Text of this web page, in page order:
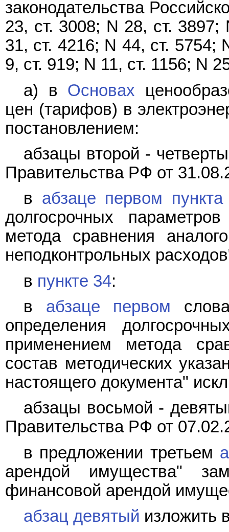
законодательства
23, ст. 3008; N 28, ст.
31, ст. 4216; N 44, ст. 5754;
9, ст. 919; N 11, ст. 1156; N
а) в Основах
цен (тарифов) в
постановлением:
абзацы второй -
Правительства РФ от
в абзаце первом
долгосрочных
метода сравнения
неподконтрольных
в пункте 34:
в абзаце первом
определения
применением метода
состав методических
настоящего документа"
абзацы восьмой -
Правительства РФ от
в предложении третьем
арендой имущества"
финансовой арендой
абзац девятый изложить